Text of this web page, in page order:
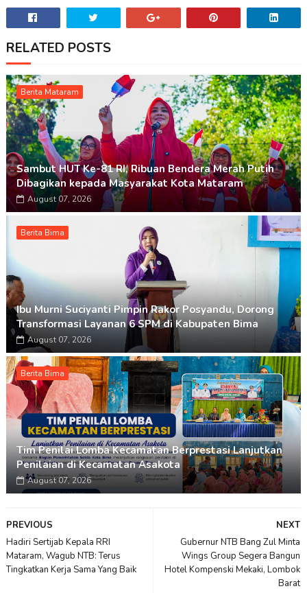
RELATED POSTS
Berita Mataram
Sambut HUT Ke-81 RI, Ribuan Bendera Merah Putih
Dibagikan kepada Masyarakat Kota Mataram
August 07, 2026
Berita Bima
Ibu Murni Suciyanti Pimpin Rakor Posyandu, Dorong
Transformasi Layanan 6 SPM di Kabupaten Bima
August 07, 2026
Berita Bima
Tim Penilai Lomba Kecamatan Berprestasi Lanjutkan
Penilaian di Kecamatan Asakota
August 07, 2026
NEXT
Gubernur NTB Bang Zul Minta
Wings Group Segera Bangun
Hotel Kompenski Mekaki, Lombok
Barat
PREVIOUS
Hadiri Sertijab Kepala RRI
Mataram, Wagub NTB: Terus
Tingkatkan Kerja Sama Yang Baik